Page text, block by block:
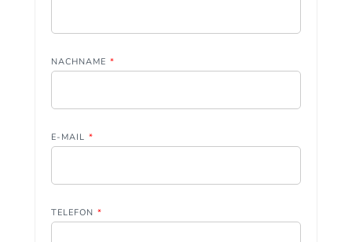
NACHNAME *
E-MAIL *
TELEFON *